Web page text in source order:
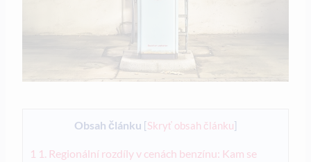
Obsah článku [Skryť obsah článku]
1 1. Regionální rozdíly v cenách benzínu: Kam se